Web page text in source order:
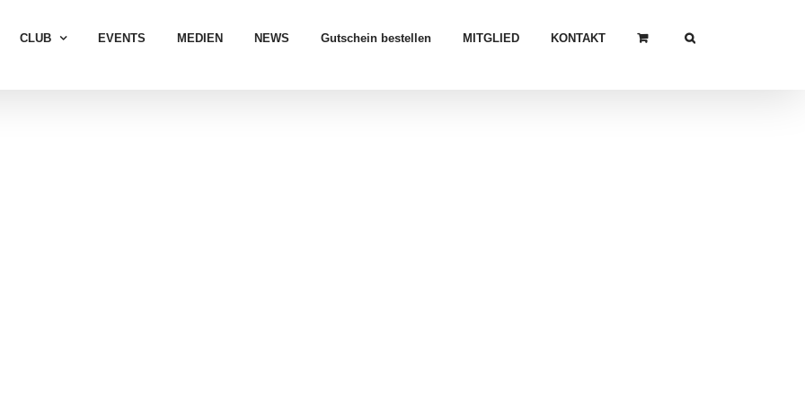
CLUB EVENTS MEDIEN NEWS Gutschein bestellen MITGLIED KONTAKT